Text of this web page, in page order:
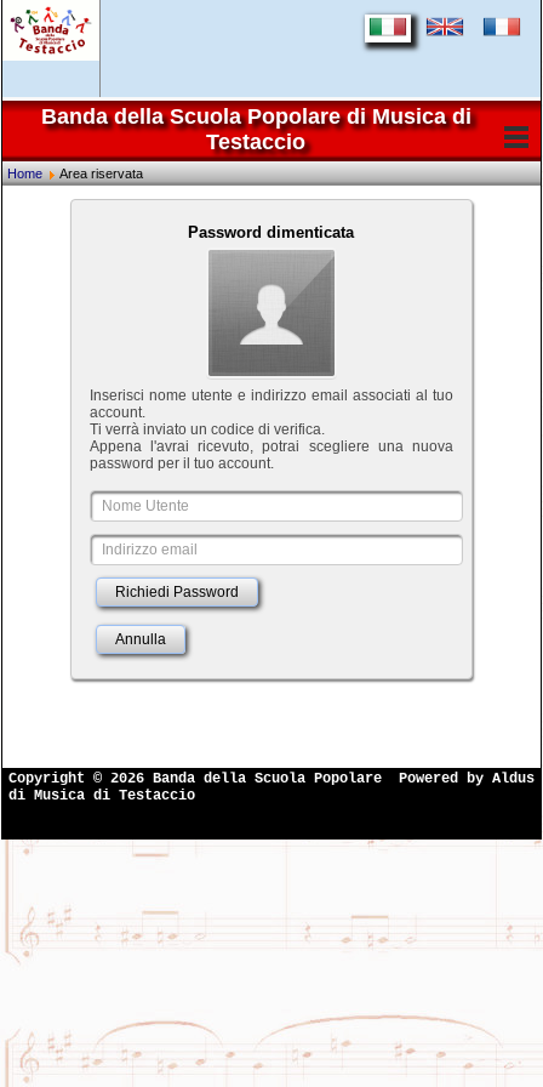
Banda della Scuola Popolare di Musica di
Testaccio
Home Area riservata
Password dimenticata
Inserisci nome utente e indirizzo email associati al tuo
account.
Ti verrà inviato un codice di verifica.
Appena l'avrai ricevuto, potrai scegliere una nuova
password per il tuo account.
Richiedi Password
Annulla
Copyright © 2026 Banda della Scuola Popolare
di Musica di Testaccio
Powered by Aldus